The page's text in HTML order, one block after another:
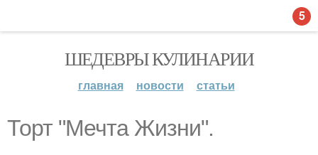
ШЕДЕВРЫ КУЛИНАРИИ
главная новости статьи
Торт "Мечта Жизни".
5